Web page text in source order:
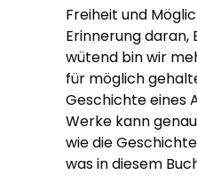
Freiheit und
Erinnerung daran,
wütend bin wir
für möglich
Geschichte eines
Werke kann
wie die
was in diesem